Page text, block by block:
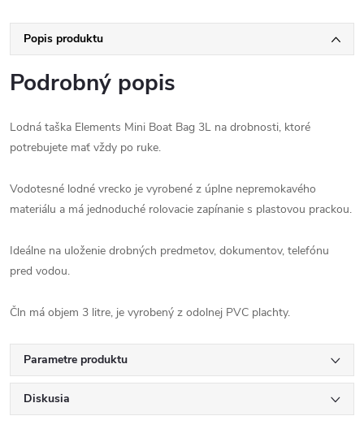
Popis produktu
Podrobný popis
Lodná taška Elements Mini Boat Bag 3L na drobnosti, ktoré
potrebujete mať vždy po ruke.
Vodotesné lodné vrecko je vyrobené z úplne nepremokavého
materiálu a má jednoduché rolovacie zapínanie s plastovou prackou.
Ideálne na uloženie drobných predmetov, dokumentov, telefónu
pred vodou.
Čln má objem 3 litre, je vyrobený z odolnej PVC plachty.
Parametre produktu
Diskusia